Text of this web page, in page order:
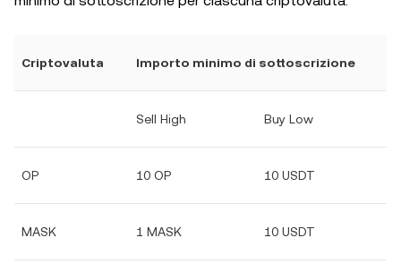
Criptovaluta Importo minimo di sottoscrizione
Sell High Buy Low
OP 10 OP 10 USDT
MASK 1 MASK 10 USDT